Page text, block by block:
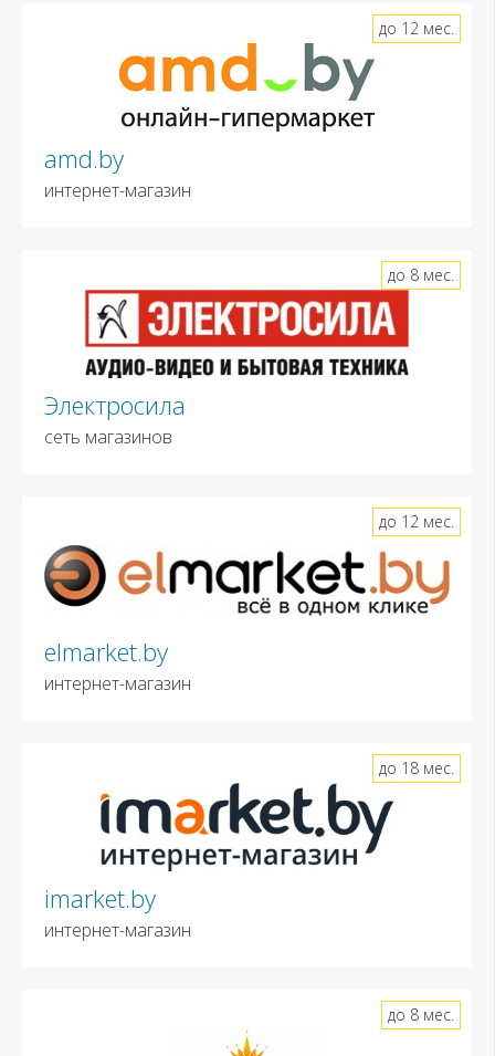
amd.by
интернет-магазин
до 12 мес.
Электросила
сеть магазинов
до 8 мес.
elmarket.by
интернет-магазин
до 12 мес.
imarket.by
интернет-магазин
до 18 мес.
до 8 мес.